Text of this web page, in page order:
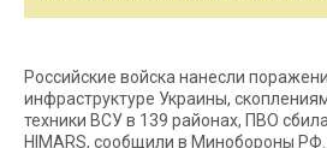
Российские войска нанесли
инфраструктуре Украины,
техники ВСУ в 139 районах, ПВО
HIMARS, сообщили в Минобороны РФ.